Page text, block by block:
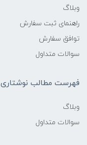
وبلاگ
راهنمای ثبت سفارش
توافق سفارش
سوالات متداول
فهرست مطالب نوشتاری
وبلاگ
سوالات متداول